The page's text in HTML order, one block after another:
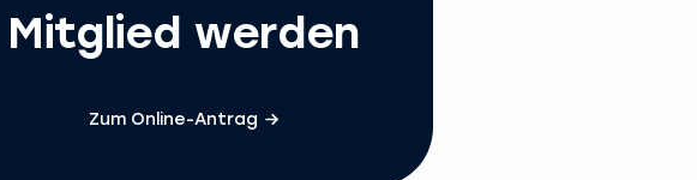
Mitglied werden
Zum Online-Antrag